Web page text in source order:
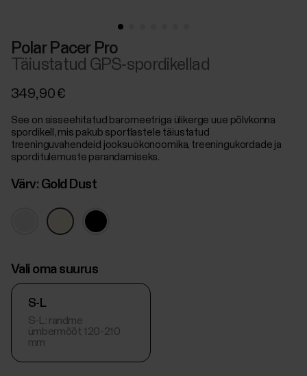
Polar Pacer Pro
Täiustatud GPS-spordikellad
349,90 €
See on sisseehitatud baromeetriga ülikerge uue põlvkonna
spordikell, mis pakub sportlastele täiustatud
treeninguvahendeid jooksuökonoomika, treeningukordade ja
sporditulemuste parandamiseks.
Värv: Gold Dust
Vali oma suurus
S-L
S-L: randme
ümbermõõt 120-210
mm